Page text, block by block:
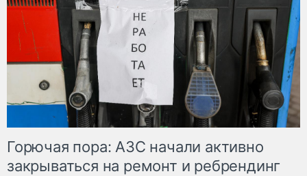
Горючая пора: АЗС начали активно
закрываться на ремонт и ребрендинг